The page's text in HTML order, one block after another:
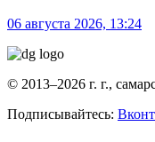
06 августа 2026, 13:24
© 2013–2026 г. г.,
Подписывайтесь: